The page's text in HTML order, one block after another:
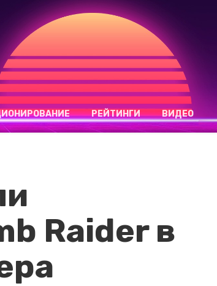
РЕЙТИНГИ ВИДЕО
Raider в